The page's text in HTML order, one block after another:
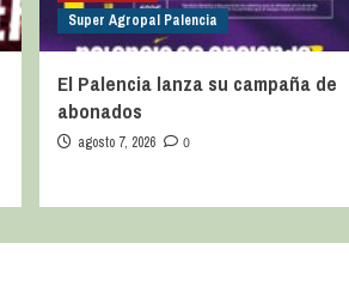
Super Agropal Palencia
El Palencia lanza su campaña de
abonados
agosto 7, 2026 0